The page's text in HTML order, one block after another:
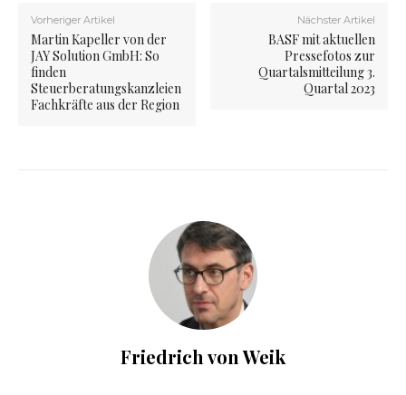
Vorheriger Artikel
Martin Kapeller von der
JAY Solution GmbH: So
finden
Steuerberatungskanzleien
Fachkräfte aus der Region
Nächster Artikel
BASF mit aktuellen
Pressefotos zur
Quartalsmitteilung 3.
Quartal 2023
Friedrich von Weik